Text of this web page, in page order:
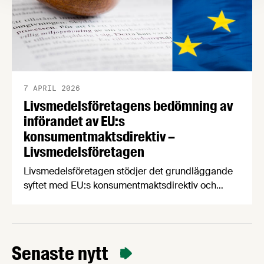
Livsmedelsföretagens bedömning av
införandet av EU:s
konsumentmaktsdirektiv –
Livsmedelsföretagen
7 APRIL 2026
Livsmedelsföretagen stödjer det grundläggande
syftet med EU:s konsumentmaktsdirektiv och
upprepade möten vägrar Regeringskansliet och
kring övergångsregler. Därför ger
Senaste nytt